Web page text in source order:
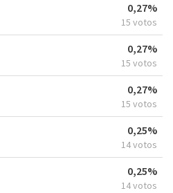
0,27%
15 votos
0,27%
15 votos
0,27%
15 votos
0,25%
14 votos
0,25%
14 votos